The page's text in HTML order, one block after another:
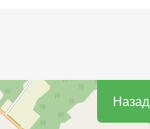
Назад